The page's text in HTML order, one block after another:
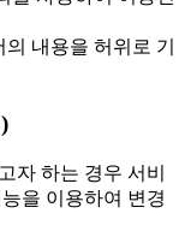
내용을 허위로 기
자 하는 경우 서비
을 이용하여 변경